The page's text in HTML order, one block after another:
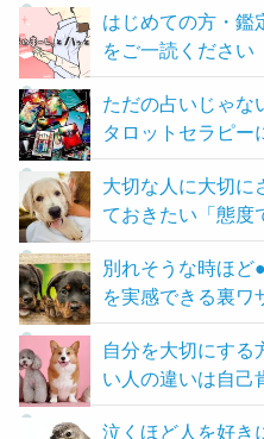
はじめての方・鑑
をご一読ください
ただの占いじゃな
タロットセラピー
大切な人に大切に
ておきたい「態度
別れそうな時ほど
を実感できる裏ワ
自分を大切にする
い人の違いは自己
泣くほど人を好き